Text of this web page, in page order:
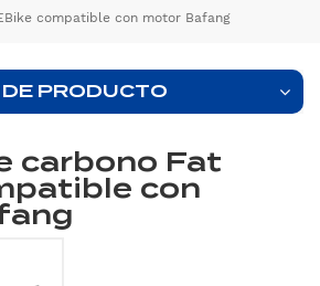
compatible con motor Bafang
PRODUCTO
carbono Fat
con